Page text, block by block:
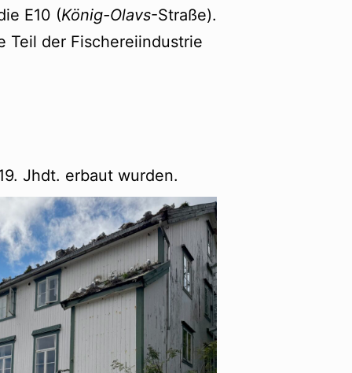
E10 (König-Olavs-Straße).
der Fischereiindustrie
Jhdt. erbaut wurden.